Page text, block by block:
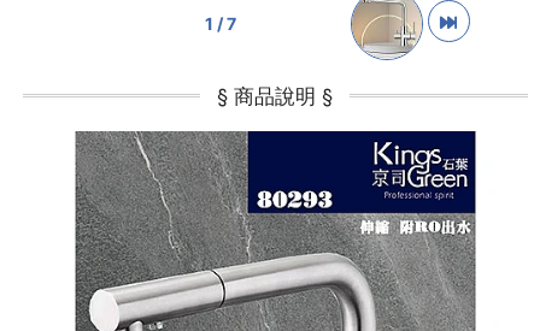
1 / 7